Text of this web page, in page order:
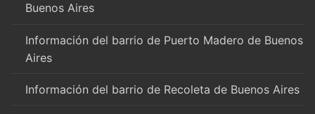
Buenos Aires
Información del barrio de Puerto Madero de Buenos
Aires
Información del barrio de Recoleta de Buenos Aires